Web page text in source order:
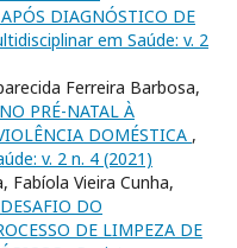
DIAGNÓSTICO DE
em Saúde: v. 2
Ferreira Barbosa,
PRÉ-NATAL À
DOMÉSTICA ,
v. 2 n. 4 (2021)
Fabíola Vieira Cunha,
DO
DE LIMPEZA DE